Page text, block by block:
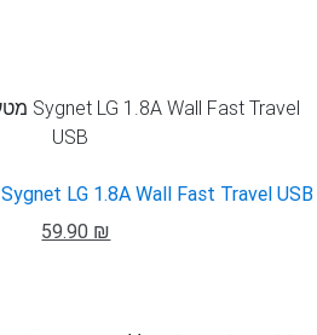
מטען קיר מהיר מקורי Sygnet LG 1.8A Wall Fast Travel USB
59.90 ₪